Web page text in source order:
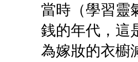
當時（學習靈
銭的年代，這
為嫁妝的衣櫥